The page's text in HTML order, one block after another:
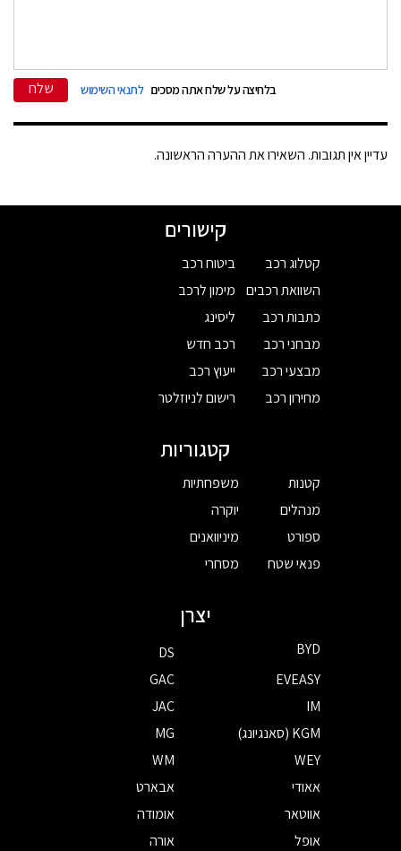
בלחיצה על שלח אתה מסכים לתנאי השימוש שלח
עדיין אין תגובות. השאירו את ההערה הראשונה.
קישורים
קטלוג רכב
השוואת רכבים
כתבות רכב
מבחני רכב
מבצעי רכב
מחירון רכב
ביטוח רכב
מימון לרכב
ליסינג
רכב חדש
ייעוץ רכב
רישום לניוזלטר
קטגוריות
קטנות
מנהלים
ספורט
פנאי שטח
משפחתיות
יוקרה
מיניוואנים
מסחרי
יצרן
BYD
DS
EVEASY
GAC
IM
JAC
KGM (סאנגיונג)
MG
WEY
WM
אאודי
אבארט
אווטאר
אומודה
אופל
אורה